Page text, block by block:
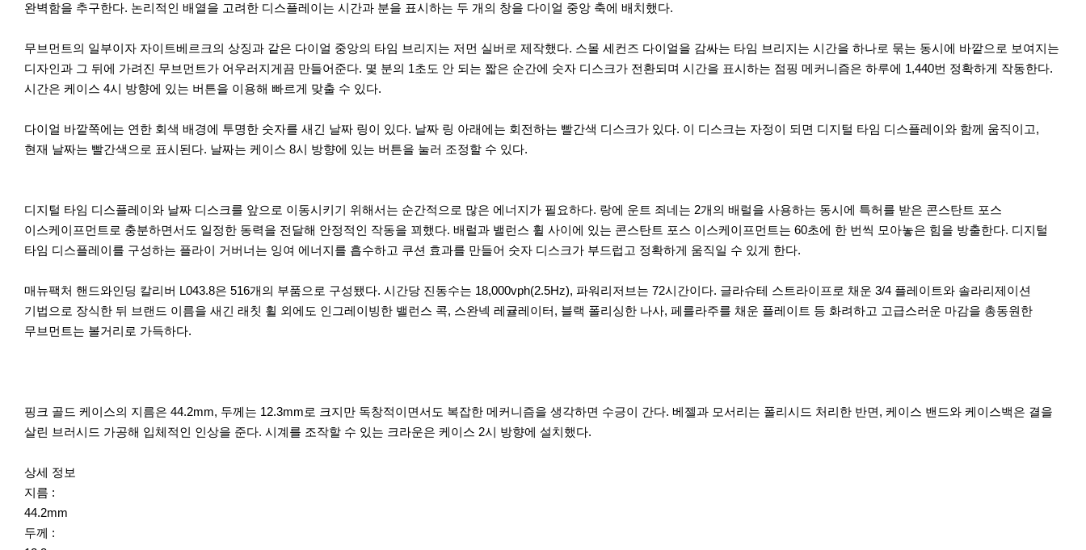
완벽함을 추구한다. 논리적인 배열을 고려한 디스플레이는 시간과 분을 표시하는 두 개의 창을 다이얼 중앙 축에 배치했다.
무브먼트의 일부이자 자이트베르크의 상징과 같은 다이얼 중앙의 타임 브리지는 저먼 실버로 제작했다. 스몰 세컨즈 다이얼을 감싸는 타임 브리지는 시간을 하나로 묶는 동시에 바깥으로 보여지는
디자인과 그 뒤에 가려진 무브먼트가 어우러지게끔 만들어준다. 몇 분의 1초도 안 되는 짧은 순간에 숫자 디스크가 전환되며 시간을 표시하는 점핑 메커니즘은 하루에 1,440번 정확하게 작동한다.
시간은 케이스 4시 방향에 있는 버튼을 이용해 빠르게 맞출 수 있다.
다이얼 바깥쪽에는 연한 회색 배경에 투명한 숫자를 새긴 날짜 링이 있다. 날짜 링 아래에는 회전하는 빨간색 디스크가 있다. 이 디스크는 자정이 되면 디지털 타임 디스플레이와 함께 움직이고,
현재 날짜는 빨간색으로 표시된다. 날짜는 케이스 8시 방향에 있는 버튼을 눌러 조정할 수 있다.
디지털 타임 디스플레이와 날짜 디스크를 앞으로 이동시키기 위해서는 순간적으로 많은 에너지가 필요하다. 랑에 운트 죄네는 2개의 배럴을 사용하는 동시에 특허를 받은 콘스탄트 포스
이스케이프먼트로 충분하면서도 일정한 동력을 전달해 안정적인 작동을 꾀했다. 배럴과 밸런스 휠 사이에 있는 콘스탄트 포스 이스케이프먼트는 60초에 한 번씩 모아놓은 힘을 방출한다. 디지털
타임 디스플레이를 구성하는 플라이 거버너는 잉여 에너지를 흡수하고 쿠션 효과를 만들어 숫자 디스크가 부드럽고 정확하게 움직일 수 있게 한다.
매뉴팩처 핸드와인딩 칼리버 L043.8은 516개의 부품으로 구성됐다. 시간당 진동수는 18,000vph(2.5Hz), 파워리저브는 72시간이다. 글라슈테 스트라이프로 채운 3/4 플레이트와 솔라리제이션
기법으로 장식한 뒤 브랜드 이름을 새긴 래칫 휠 외에도 인그레이빙한 밸런스 콕, 스완넥 레귤레이터, 블랙 폴리싱한 나사, 페를라주를 채운 플레이트 등 화려하고 고급스러운 마감을 총동원한
무브먼트는 볼거리로 가득하다.
핑크 골드 케이스의 지름은 44.2mm, 두께는 12.3mm로 크지만 독창적이면서도 복잡한 메커니즘을 생각하면 수긍이 간다. 베젤과 모서리는 폴리시드 처리한 반면, 케이스 밴드와 케이스백은 결을
살린 브러시드 가공해 입체적인 인상을 준다. 시계를 조작할 수 있는 크라운은 케이스 2시 방향에 설치했다.
이
전
다
음
상세 정보
지름 :
44.2mm
두께 :